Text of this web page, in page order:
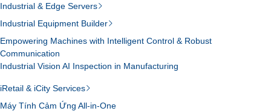
Industrial & Edge Servers
Industrial Equipment Builder
Empowering Machines with Intelligent Control & Robust
Communication
Industrial Vision AI Inspection in Manufacturing
iRetail & iCity Services
Máy Tính Cảm Ứng All-in-One